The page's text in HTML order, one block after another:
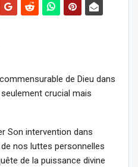
de Dieu dans
crucial mais
Son intervention dans
nos luttes personnelles
de la puissance divine